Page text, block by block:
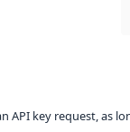
key request, as